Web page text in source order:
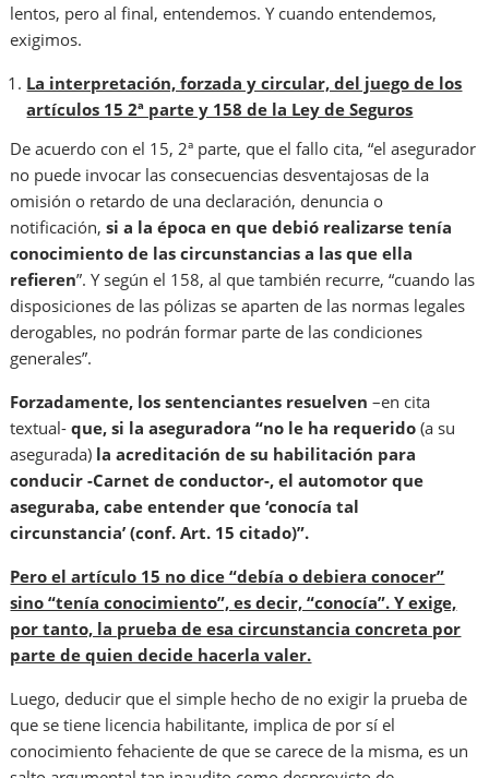
lentos, pero al final, entendemos. Y cuando entendemos,
exigimos.
La interpretación, forzada y circular, del juego de los
artículos 15 2ª parte y 158 de la Ley de Seguros
De acuerdo con el 15, 2ª parte, que el fallo cita, “el asegurador
no puede invocar las consecuencias desventajosas de la
omisión o retardo de una declaración, denuncia o
notificación,si a la época en que debió realizarse tenía
conocimiento de las circunstancias a las que ella
refieren”. Y según el 158, al que también recurre, “cuando las
disposiciones de las pólizas se aparten de las normas legales
derogables, no podrán formar parte de las condiciones
generales”.
Forzadamente, los sentenciantes resuelven –en cita
textual- que, si la aseguradora “no le ha requerido(a su
asegurada) la acreditación de su habilitación para
conducir -Carnet de conductor-, el automotor que
aseguraba, cabe entender que ‘conocía tal
circunstancia’ (conf. Art. 15 citado)”.
Pero el artículo 15 no dice “debía o debiera conocer”
sino “tenía conocimiento”, es decir, “conocía”. Y exige,
por tanto, la prueba de esa circunstancia concreta por
parte de quien decide hacerla valer.
Luego, deducir que el simple hecho de no exigir la prueba de
que se tiene licencia habilitante, implica de por sí el
conocimiento fehaciente de que se carece de la misma, es un